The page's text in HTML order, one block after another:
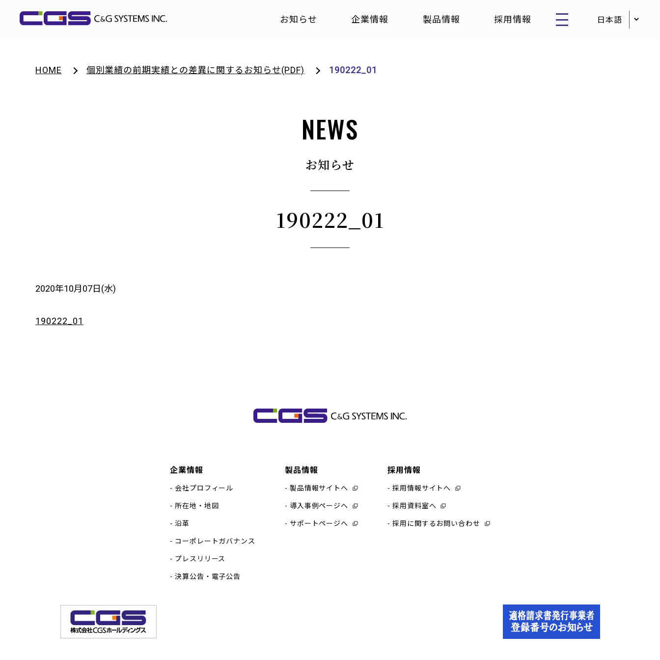
お知らせ 企業情報 製品情報 採用情報
HOME 個別業績の前期実績との差異に関するお知らせ(PDF) 190222_01
NEWS
お知らせ
190222_01
2020年10月07日(水)
190222_01
企業情報
会社プロフィール
所在地・地図
沿革
コーポレートガバナンス
プレスリリース
決算公告・電子公告
製品情報
製品情報サイトへ
導入事例ページへ
サポートページへ
採用情報
採用情報サイトへ
採用資料室へ
採用に関するお問い合わせ